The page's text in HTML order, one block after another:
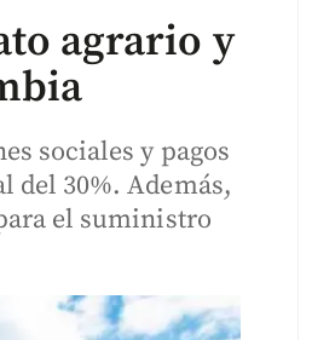
agrario y
sociales y pagos
30%. Además,
el suministro